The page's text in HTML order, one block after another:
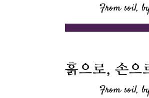
From soil,
흙으로, 손으
From soil,